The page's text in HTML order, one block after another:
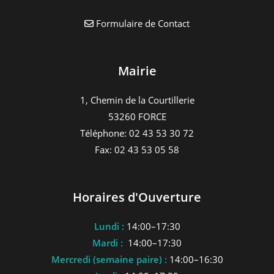
Formulaire de Contact
Mairie
1, Chemin de la Courtillerie
53260 FORCE
Téléphone: 02 43 53 30 72
Fax: 02 43 53 05 58
Horaires d'Ouverture
Lundi : 14:00–17:30
Mardi : 14:00–17:30
Mercredi (semaine paire) : 14:00–16:30